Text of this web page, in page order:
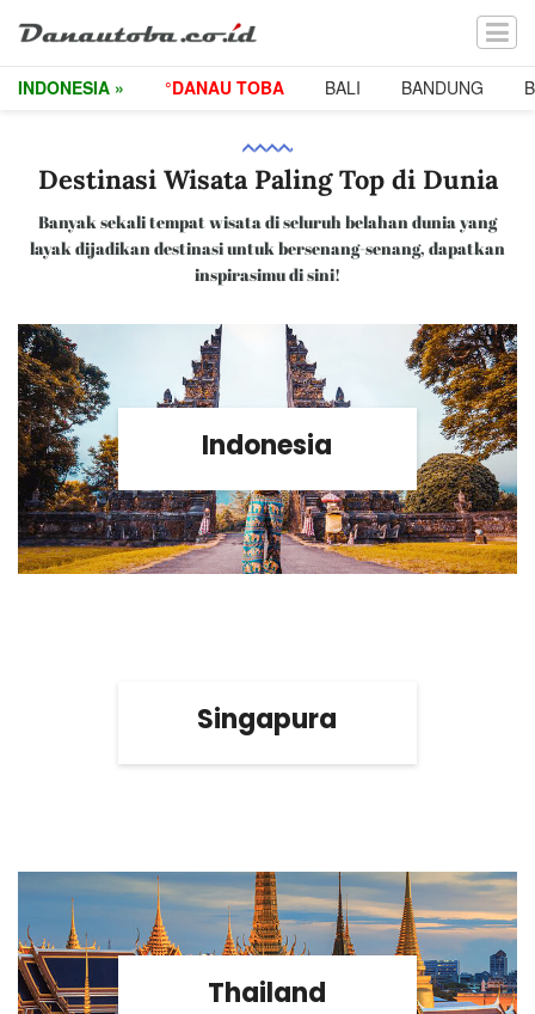
INDONESIA » °DANAU TOBA BALI BANDUNG
Destinasi Wisata Paling Top di Dunia
Banyak sekali tempat wisata di seluruh belahan dunia yang
layak dijadikan destinasi untuk bersenang-senang, dapatkan
inspirasimu di sini!
Indonesia
Singapura
Thailand